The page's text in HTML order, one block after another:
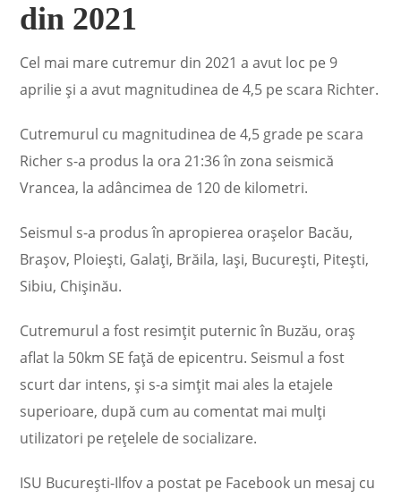
din 2021
Cel mai mare cutremur din 2021 a avut loc pe 9
aprilie și a avut magnitudinea de 4,5 pe scara Richter.
Cutremurul cu magnitudinea de 4,5 grade pe scara
Richer s-a produs la ora 21:36 în zona seismică
Vrancea, la adâncimea de 120 de kilometri.
Seismul s-a produs în apropierea oraşelor Bacău,
Brașov, Ploiești, Galați, Brăila, Iași, București, Pitești,
Sibiu, Chișinău.
Cutremurul a fost resimţit puternic în Buzău, oraş
aflat la 50km SE faţă de epicentru. Seismul a fost
scurt dar intens, şi s-a simţit mai ales la etajele
superioare, după cum au comentat mai mulţi
utilizatori pe reţelele de socializare.
ISU Bucureşti-Ilfov a postat pe Facebook un mesaj cu